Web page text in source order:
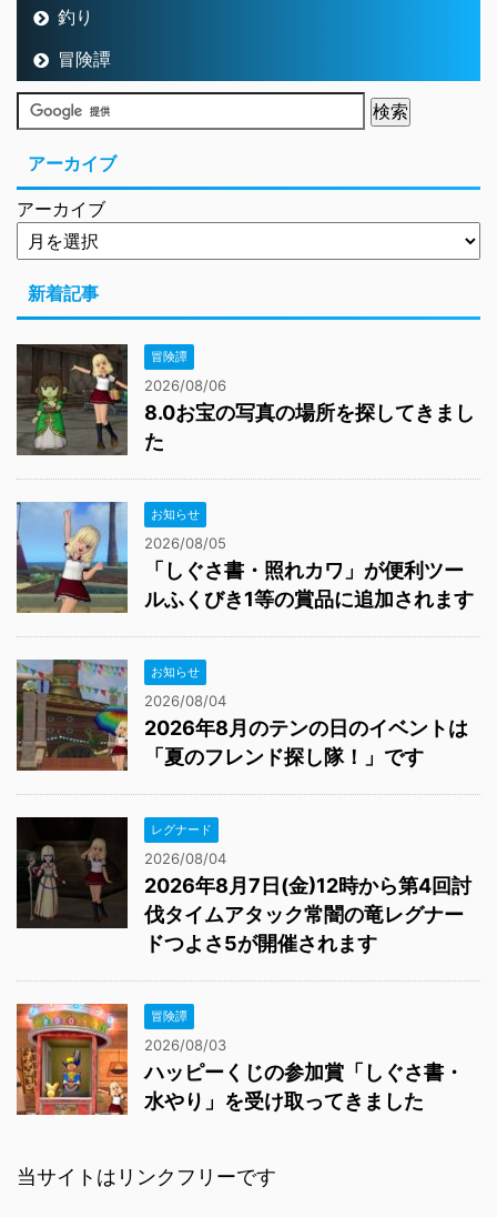
釣り
冒険譚
アーカイブ
アーカイブ
新着記事
冒険譚
2026/08/06
8.0お宝の写真の場所を探してきまし
た
お知らせ
2026/08/05
「しぐさ書・照れカワ」が便利ツー
ルふくびき1等の賞品に追加されます
お知らせ
2026/08/04
2026年8月のテンの日のイベントは
「夏のフレンド探し隊！」です
レグナード
2026/08/04
2026年8月7日(金)12時から第4回討
伐タイムアタック常闇の竜レグナー
ドつよさ5が開催されます
冒険譚
2026/08/03
ハッピーくじの参加賞「しぐさ書・
水やり」を受け取ってきました
当サイトはリンクフリーです